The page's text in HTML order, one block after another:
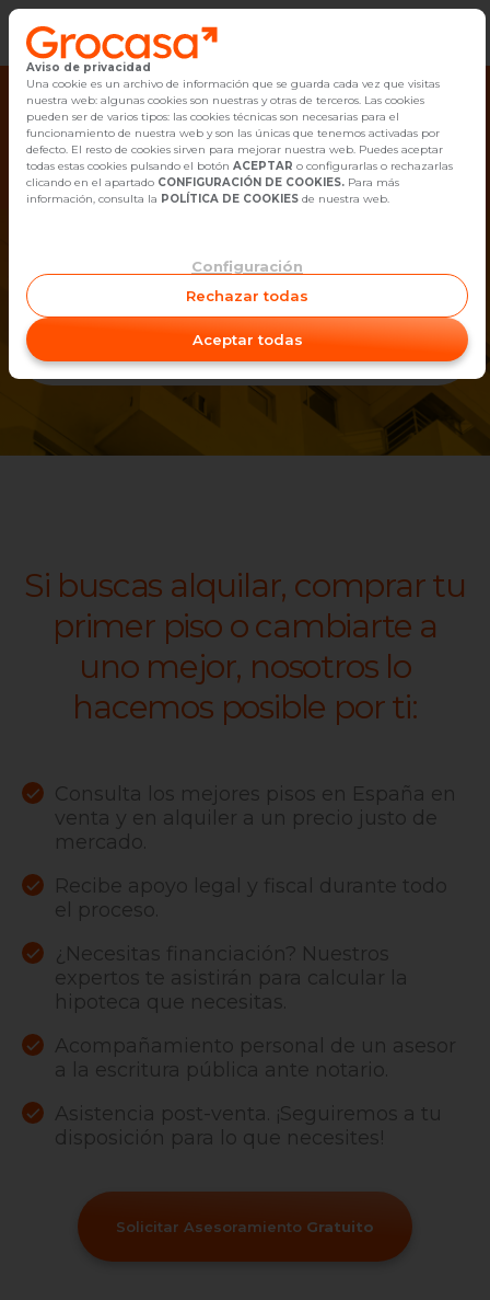
Vender
Buscar Inmuebles
Alquiler
Empleo
Oficinas
Contacto
Tenemos el piso que buscas
Tu historia comienza aquí
¿Dónde buscas piso?
¡Ups! No hemos encontrado el
piso que estabas buscando.
Pero no te preocupes, comienza tu
búsqueda aquí:
Si buscas alquilar, comprar tu
primer piso o cambiarte a
uno mejor, nosotros lo
hacemos posible por ti:
Consulta los mejores pisos en España en
venta y en alquiler a un precio justo de
mercado.
Recibe apoyo legal y fiscal durante todo
el proceso.
¿Necesitas financiación? Nuestros
expertos te asistirán para calcular la
hipoteca que necesitas.
Acompañamiento personal de un asesor
a la escritura pública ante notario.
Asistencia post-venta. ¡Seguiremos a tu
disposición para lo que necesites!
Solicitar Asesoramiento Gratuito
Aviso de privacidad
Una cookie es un archivo de información que se guarda cada vez que visitas
nuestra web: algunas cookies son nuestras y otras de terceros. Las cookies
pueden ser de varios tipos: las cookies técnicas son necesarias para el
funcionamiento de nuestra web y son las únicas que tenemos activadas por
defecto. El resto de cookies sirven para mejorar nuestra web. Puedes aceptar
todas estas cookies pulsando el botón ACEPTAR o configurarlas o rechazarlas
clicando en el apartado CONFIGURACIÓN DE COOKIES. Para más
información, consulta la POLÍTICA DE COOKIES de nuestra web.
Configuración
Rechazar todas
Aceptar todas